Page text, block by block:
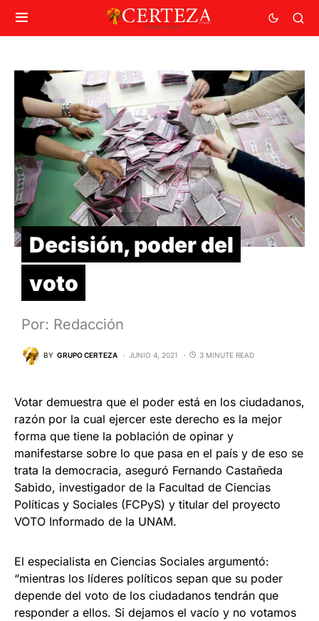
Decisión, poder del
voto
Por: Redacción
BY GRUPO CERTEZA JUNIO 4, 2021 3 MINUTE READ
Votar demuestra que el poder está en los ciudadanos,
razón por la cual ejercer este derecho es la mejor
forma que tiene la población de opinar y
manifestarse sobre lo que pasa en el país y de eso se
trata la democracia, aseguró Fernando Castañeda
Sabido, investigador de la Facultad de Ciencias
Políticas y Sociales (FCPyS) y titular del proyecto
VOTO Informado de la UNAM.
El especialista en Ciencias Sociales argumentó:
“mientras los líderes políticos sepan que su poder
depende del voto de los ciudadanos tendrán que
responder a ellos. Si dejamos el vacío y no votamos